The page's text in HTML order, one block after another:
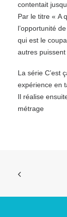
contentait
Par le titre « A
l’opportunité
qui est le
autres
La série C’est
expérience en
Il réalise
métrage